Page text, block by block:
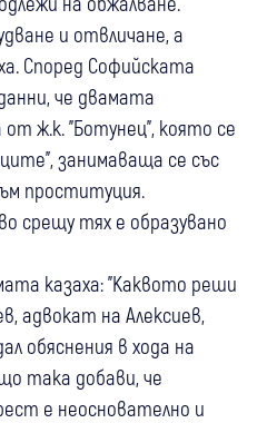
и отвличане, а
Според Софийската
че двамата
ж.к. "Ботунец", която се
занимаваща се със
проституция.
срещу тях е образувано
казаха: "Каквото реши
адвокат на Алексиев,
обяснения в хода на
така добави, че
е неоснователно и